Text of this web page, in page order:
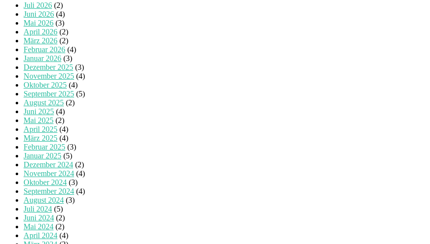
Juli 2026 (2)
Juni 2026 (4)
Mai 2026 (3)
April 2026 (2)
März 2026 (2)
Februar 2026 (4)
Januar 2026 (3)
Dezember 2025 (3)
November 2025 (4)
Oktober 2025 (4)
September 2025 (5)
August 2025 (2)
Juni 2025 (4)
Mai 2025 (2)
April 2025 (4)
März 2025 (4)
Februar 2025 (3)
Januar 2025 (5)
Dezember 2024 (2)
November 2024 (4)
Oktober 2024 (3)
September 2024 (4)
August 2024 (3)
Juli 2024 (5)
Juni 2024 (2)
Mai 2024 (2)
April 2024 (4)